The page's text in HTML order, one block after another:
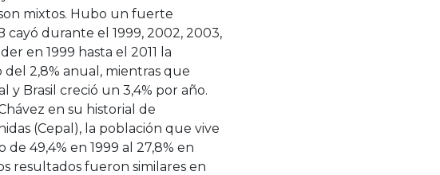
mixtos. Hubo un fuerte
durante el 1999, 2002, 2003,
en 1999 hasta el 2011 la
2,8% anual, mientras que
y Brasil creció un 3,4% por año.
en su historial de
(Cepal), la población que vive
49,4% en 1999 al 27,8% en
resultados fueron similares en